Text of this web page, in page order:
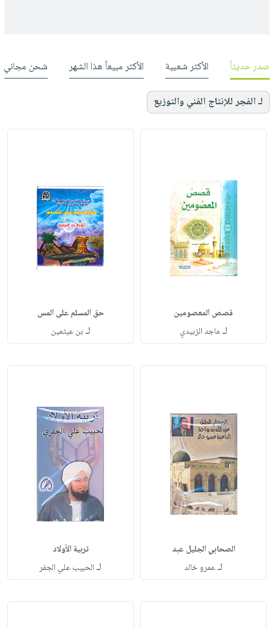
صدر حديثاً الأكثر شعبية الأكثر مبيعاً هذا الشهر شحن مجاني
لـ الفجر للإنتاج الفني والتوزيع
قصص المعصومين
لـ ماجد الزبيدي
حق المسلم على المس
لـ بن عيثمين
الصحابي الجليل عبد
لـعمرو خالد
تربية الأولاد
لـ الحبيب علي الجفر